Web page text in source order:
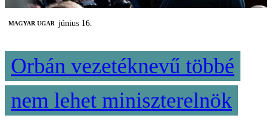
MAGYAR UGAR június 16.
Orbán vezetéknevű többé
nem lehet miniszterelnök